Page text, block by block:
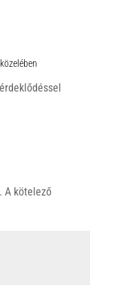
A kötelező